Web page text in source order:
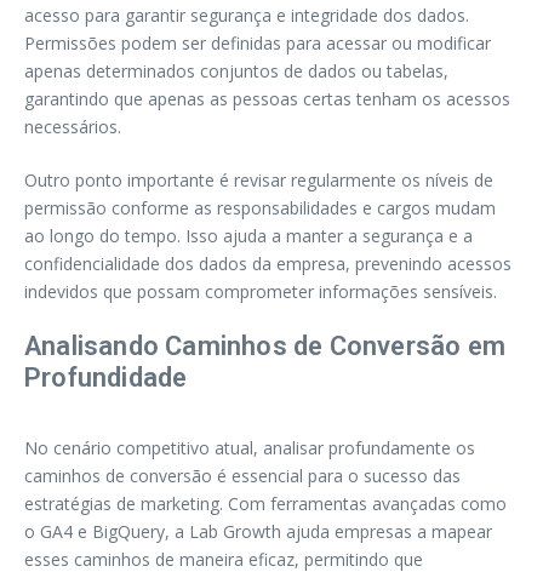
acesso para garantir segurança e integridade dos dados.
Permissões podem ser definidas para acessar ou modificar
apenas determinados conjuntos de dados ou tabelas,
garantindo que apenas as pessoas certas tenham os acessos
necessários.
Outro ponto importante é revisar regularmente os níveis de
permissão conforme as responsabilidades e cargos mudam
ao longo do tempo. Isso ajuda a manter a segurança e a
confidencialidade dos dados da empresa, prevenindo acessos
indevidos que possam comprometer informações sensíveis.
Analisando Caminhos de Conversão em
Profundidade
No cenário competitivo atual, analisar profundamente os
caminhos de conversão é essencial para o sucesso das
estratégias de marketing. Com ferramentas avançadas como
o GA4 e BigQuery, a Lab Growth ajuda empresas a mapear
esses caminhos de maneira eficaz, permitindo que